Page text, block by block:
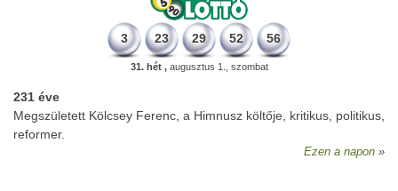
3 23 29 52 56
31. hét ,augusztus 1., szombat
231 éve
Megszületett Kölcsey Ferenc, a Himnusz költője, kritikus, politikus,
reformer.
Ezen a napon